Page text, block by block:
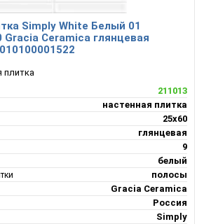
Simply White Белый 01
Gracia Ceramica глянцевая
плитка
211013
настенная плитка
25x60
глянцевая
9
белый
полосы
Gracia Ceramica
Россия
Simply